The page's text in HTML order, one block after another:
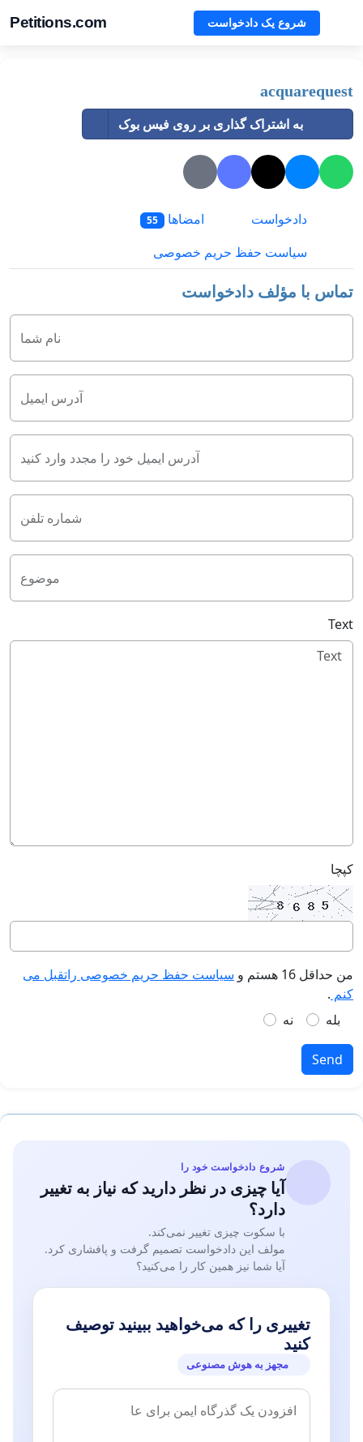
Petitions.com شروع یک دادخواست
acquarequest
به اشتراک گذاری بر روی فیس بوک
دادخواست امضاها 55
سیاست حفظ حریم خصوصی
تماس با مؤلف دادخواست
نام شما
آدرس ایمیل
آدرس ایمیل خود را مجدد وارد کنید
شماره تلفن
موضوع
Text
کپچا
من حداقل 16 هستم و
سیاست حفظ حریم خصوصی راتقبل می
کنم .
بله
نه
Send
شروع دادخواست خود را
آیا چیزی در نظر دارید که نیاز به تغییر
دارد؟
با سکوت چیزی تغییر نمی‌کند.
مولف این دادخواست تصمیم گرفت و پافشاری کرد.
آیا شما نیز همین کار را می‌کنید؟
تغییری را که می‌خواهید ببینید توصیف
کنید
مجهز به هوش مصنوعی